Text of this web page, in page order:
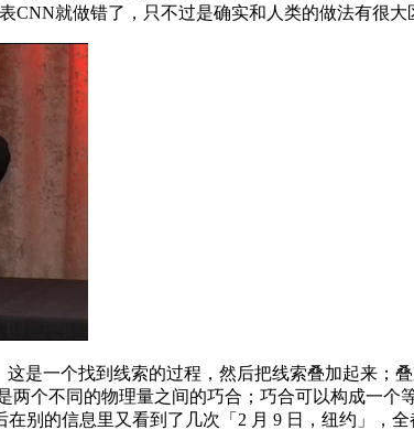
就做错了，只不过是确实和人类的做法有很大
一个找到线索的过程，然后把线索叠加起来；
个不同的物理量之间的巧合；巧合可以构成一个
别的信息里又看到了几次「2 月 9 日，纽约」，